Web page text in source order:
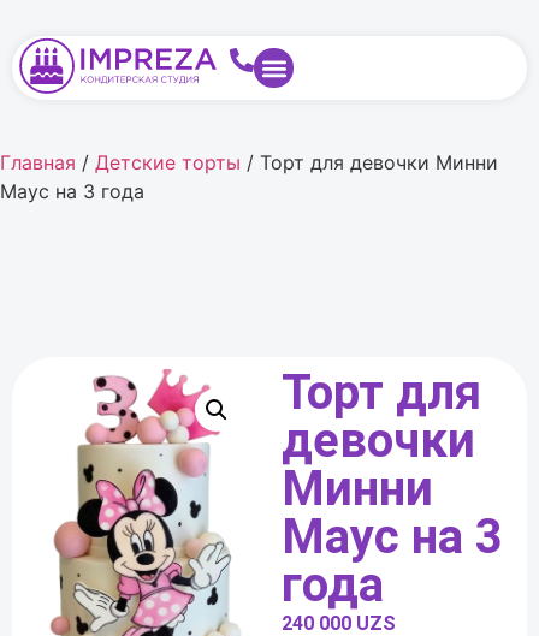
Главная / Детские торты / Торт для девочки Минни
Маус на 3 года
Торт для
девочки
Минни
Маус на 3
года
240 000 UZS